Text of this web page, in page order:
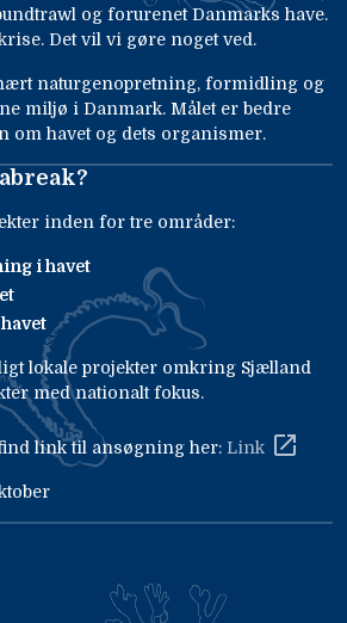
og forurenet Danmarks have.
Det vil vi gøre noget ved.
naturgenopretning, formidling og
miljø i Danmark. Målet er bedre
om havet og dets organismer.
inden for tre områder:
i havet
lokale projekter omkring Sjælland
med nationalt fokus.
link til ansøgning her: Link